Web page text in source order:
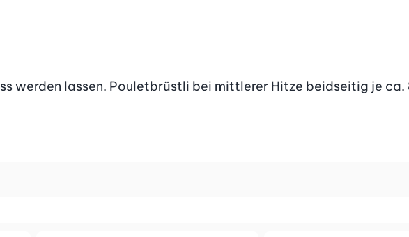
werden lassen. Pouletbrüstli bei mittlerer Hitze beidseitig je ca.